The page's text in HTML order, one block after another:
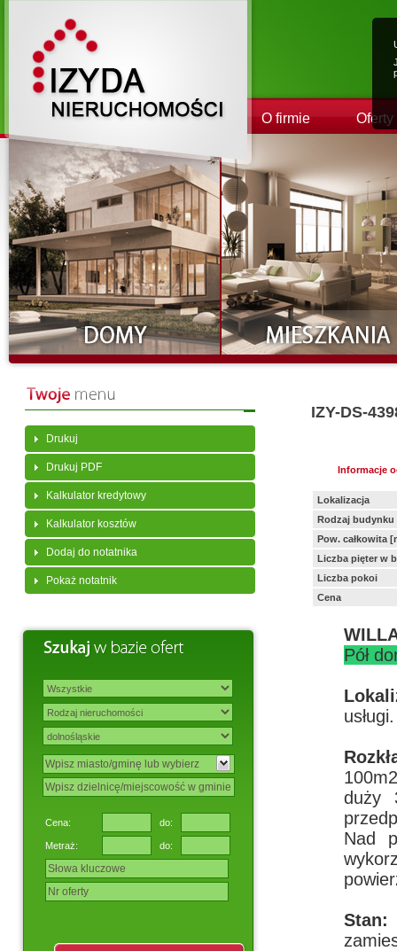
O firmie Oferty
Drukuj
Drukuj PDF
Kalkulator kredytowy
Kalkulator kosztów
Dodaj do notatnika
Pokaż notatnik
Cena: do:
Metraż: do:
IZY-DS-
Informacje
Lokalizacja
Rodzaj budynku
Pow. całkowita
Liczba pięter w
Liczba pokoi
Cena
Pół
usługi.
duży
Nad